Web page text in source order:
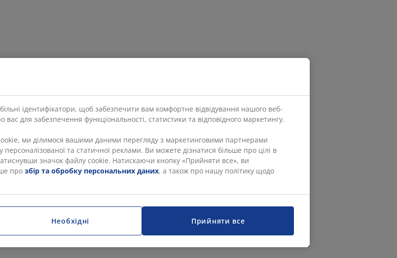
ідентифікатори, щоб забезпечити вам комфортне відвідування нашого веб-
для забезпечення функціональності, статистики та відповідного маркетингу.
ми ділимося вашими даними перегляду з маркетинговими партнерами
та статичної реклами. Ви можете дізнатися більше про цілі в
значок файлу cookie. Натискаючи кнопку «Прийняти все», ви
про збір та обробку персональних даних, а також про нашу політику щодо
Прийняти все
Необхідні